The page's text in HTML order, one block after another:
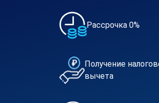
Рассрочка 0%
Получение
вычета